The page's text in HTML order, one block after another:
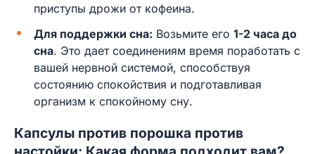
приступы дрожи от кофеина.
Для поддержки сна: Возьмите его 1-2 часа до
сна. Это дает соединениям время поработать с
вашей нервной системой, способствуя
состоянию спокойствия и подготавливая
организм к спокойному сну.
Капсулы против порошка против